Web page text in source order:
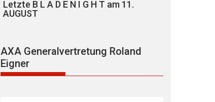
Letzte B L A D E N I G H T am 11.
AUGUST
AXA Generalvertretung Roland
Eigner